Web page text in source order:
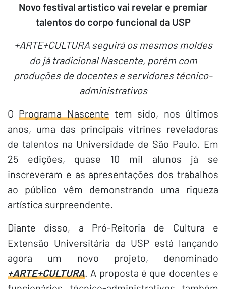
Novo festival artístico vai revelar e premiar
talentos do corpo funcional da USP
+ARTE+CULTURA seguirá os mesmos moldes
do já tradicional Nascente, porém com
produções de docentes e servidores técnico-
administrativos
O Programa Nascente tem sido, nos últimos
anos, uma das principais vitrines reveladoras
de talentos na Universidade de São Paulo. Em
25 edições, quase 10 mil alunos já se
inscreveram e as apresentações dos trabalhos
ao público vêm demonstrando uma riqueza
artística surpreendente.
Diante disso, a Pró-Reitoria de Cultura e
Extensão Universitária da USP está lançando
agora um novo projeto, denominado
+ARTE+CULTURA. A proposta é que docentes e